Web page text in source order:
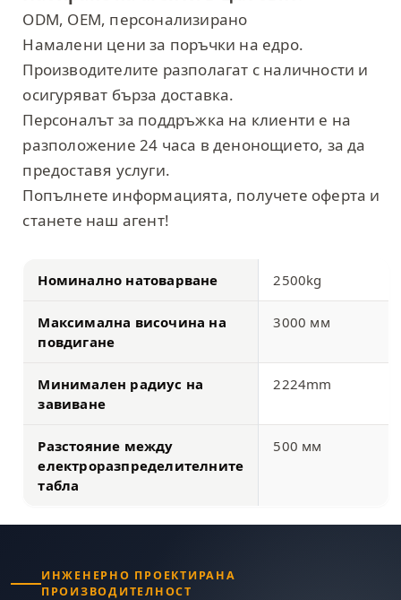
ODM, OEM, персонализирано
Намалени цени за поръчки на едро.
Производителите разполагат с наличности и
осигуряват бърза доставка.
Персоналът за поддръжка на клиенти е на
разположение 24 часа в денонощието, за да
предоставя услуги.
Попълнете информацията, получете оферта и
станете наш агент!
Номинално натоварване 2500kg
Максимална височина на
повдигане
3000 мм
Минимален радиус на
завиване
2224mm
Разстояние между
електроразпределителните
табла
500 мм
ИНЖЕНЕРНО ПРОЕКТИРАНА
ПРОИЗВОДИТЕЛНОСТ